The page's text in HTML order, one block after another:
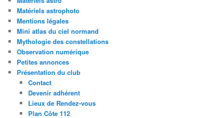
Matériels astrophoto
Mentions légales
Mini atlas du ciel normand
Mythologie des constellations
Observation numérique
Petites annonces
Présentation du club
Contact
Devenir adhérent
Lieux de Rendez-vous
Plan Côte 112